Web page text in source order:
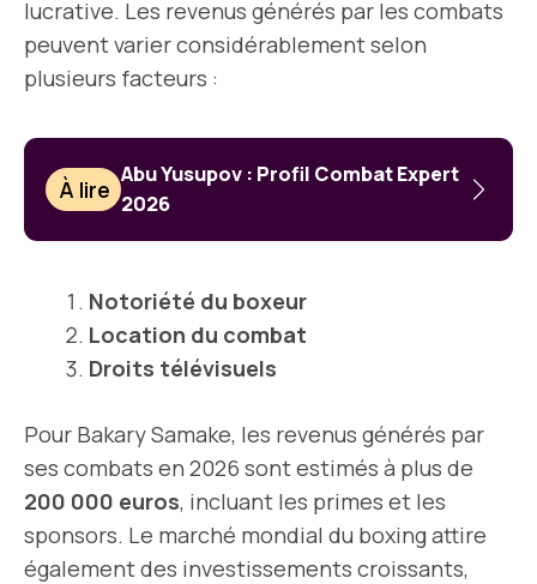
lucrative. Les revenus générés par les combats
peuvent varier considérablement selon
plusieurs facteurs :
À lire
Abu Yusupov : Profil Combat Expert
2026
Notoriété du boxeur
Location du combat
Droits télévisuels
Pour Bakary Samake, les revenus générés par
ses combats en 2026 sont estimés à plus de
200 000 euros, incluant les primes et les
sponsors. Le marché mondial du boxing attire
également des investissements croissants,